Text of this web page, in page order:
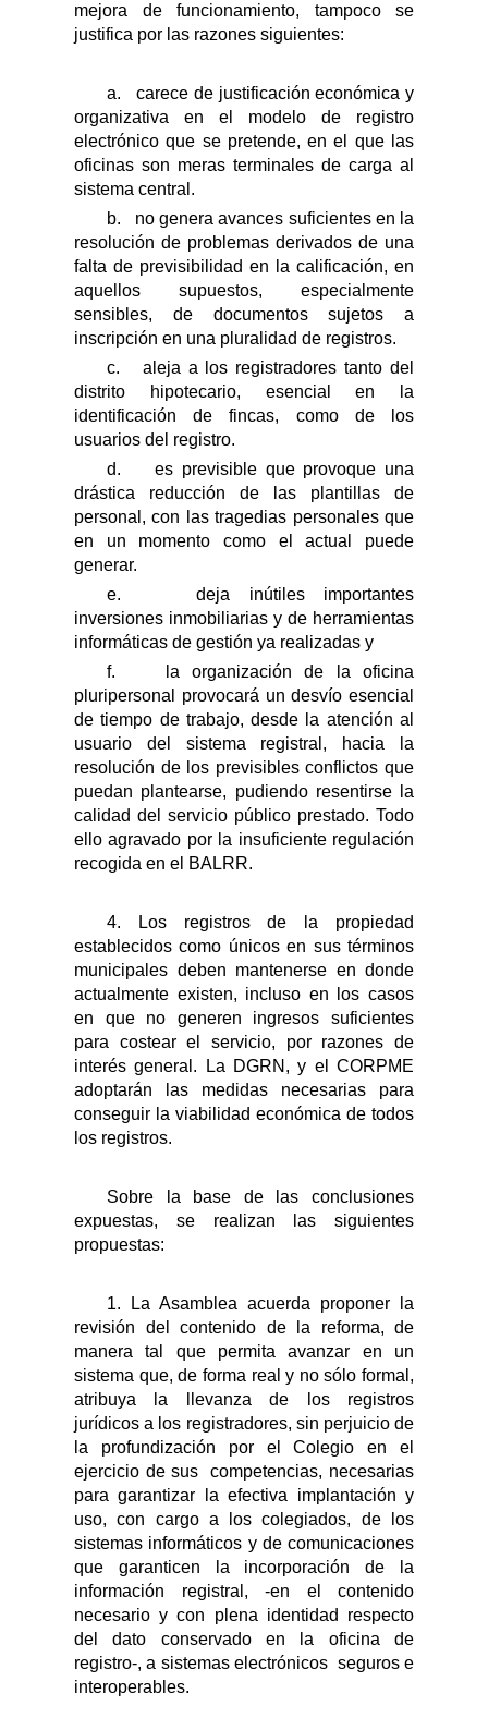
mejora de funcionamiento, tampoco se
justifica por las razones siguientes:
a.
carece de justificación económica y
organizativa en el modelo de registro
electrónico que se pretende, en el que las
oficinas son meras terminales de carga al
sistema central.
b.
no genera avances suficientes en la
resolución de problemas derivados de una
falta de previsibilidad en la calificación, en
aquellos supuestos, especialmente
sensibles, de documentos sujetos a
inscripción en una pluralidad de registros.
c.
aleja a los registradores tanto del
distrito hipotecario, esencial en la
identificación de fincas, como de los
usuarios del registro.
d.
es previsible que provoque una
drástica reducción de las plantillas de
personal, con las tragedias personales que
en un momento como el actual puede
generar.
e.
deja inútiles importantes
inversiones inmobiliarias y de herramientas
informáticas de gestión ya realizadas y
f.
la organización de la oficina
pluripersonal provocará un desvío esencial
de tiempo de trabajo, desde la atención al
usuario del sistema registral, hacia la
resolución de los previsibles conflictos que
puedan plantearse, pudiendo resentirse la
calidad del servicio público prestado. Todo
ello agravado por la insuficiente regulación
recogida en el BALRR.
4. Los registros de la propiedad
establecidos como únicos en sus términos
municipales deben mantenerse en donde
actualmente existen, incluso en los casos
en que no generen ingresos suficientes
para costear el servicio, por razones de
interés general. La DGRN, y el CORPME
adoptarán las medidas necesarias para
conseguir la viabilidad económica de todos
los registros.
Sobre la base de las conclusiones
expuestas, se realizan las siguientes
propuestas:
1. La Asamblea acuerda proponer la
revisión del contenido de la reforma, de
manera tal que permita avanzar en un
sistema que, de forma real y no sólo formal,
atribuya la llevanza de los registros
jurídicos a los registradores, sin perjuicio de
la profundización por el Colegio en el
ejercicio de sus
competencias, necesarias
para garantizar la efectiva implantación y
uso, con cargo a los colegiados, de los
sistemas informáticos y de comunicaciones
que garanticen la incorporación de la
información registral, -en el contenido
necesario y con plena identidad respecto
del dato conservado en la oficina de
registro-, a sistemas electrónicos seguros e
interoperables.